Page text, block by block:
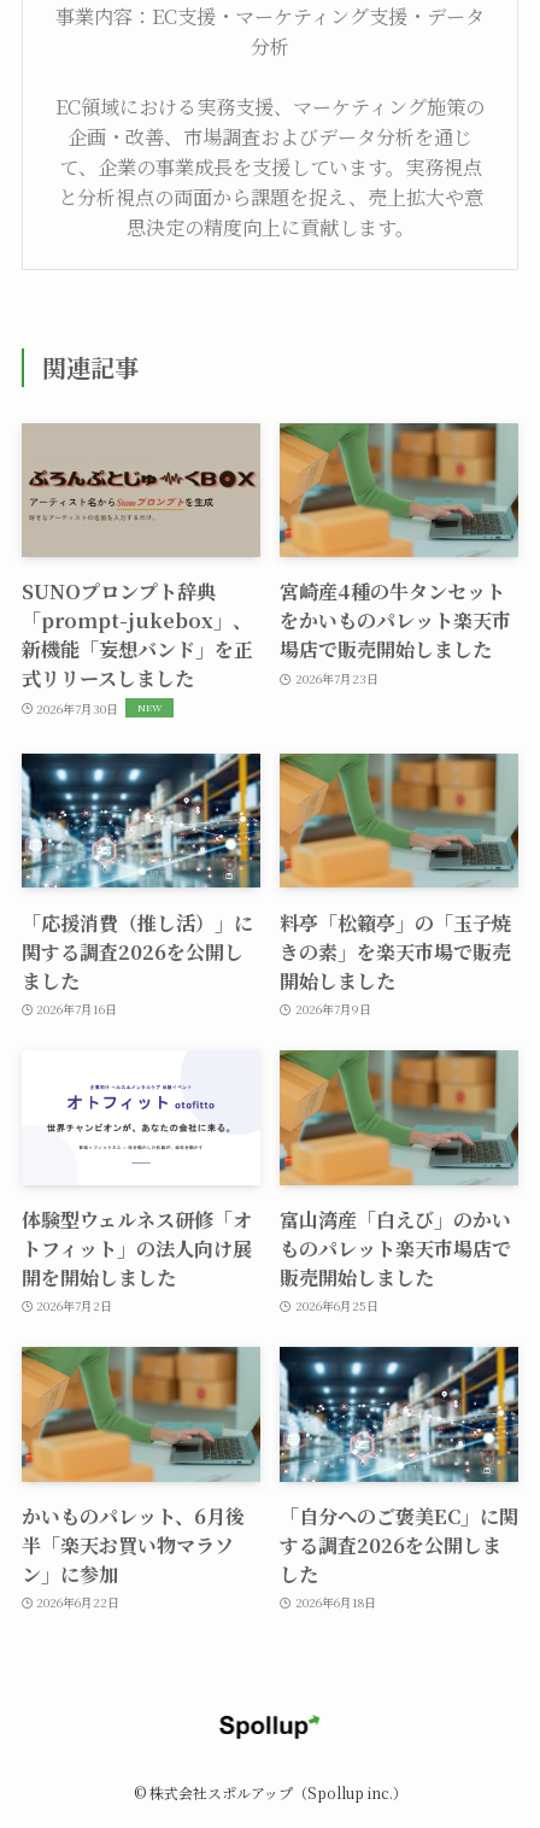
事業内容：EC支援・マーケティング支援・データ
分析
EC領域における実務支援、マーケティング施策の
企画・改善、市場調査およびデータ分析を通じ
て、企業の事業成長を支援しています。実務視点
と分析視点の両面から課題を捉え、売上拡大や意
思決定の精度向上に貢献します。
関連記事
SUNOプロンプト辞典
「prompt-jukebox」、
新機能「妄想バンド」を正
式リリースしました
2026年7月30日
宮崎産4種の牛タンセット
をかいものパレット楽天市
場店で販売開始しました
2026年7月23日
「応援消費（推し活）」に
関する調査2026を公開し
ました
2026年7月16日
料亭「松籟亭」の「玉子焼
きの素」を楽天市場で販売
開始しました
2026年7月9日
体験型ウェルネス研修「オ
トフィット」の法人向け展
開を開始しました
2026年7月2日
富山湾産「白えび」のかい
ものパレット楽天市場店で
販売開始しました
2026年6月25日
かいものパレット、6月後
半「楽天お買い物マラソ
ン」に参加
2026年6月22日
「自分へのご褒美EC」に関
する調査2026を公開しま
した
2026年6月18日
©株式会社スポルアップ（Spollup inc.）